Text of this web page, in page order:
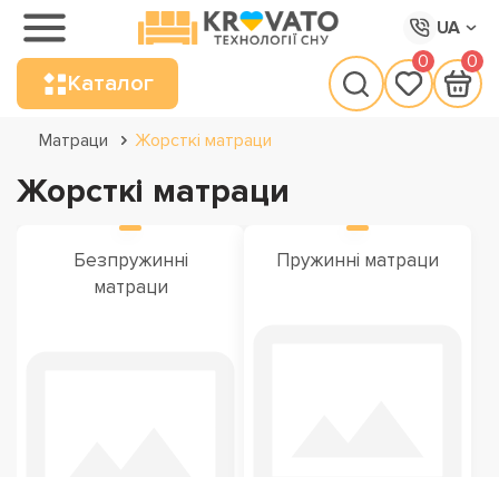
UA
Каталог
0 0
Матраци Жорсткі матраци
Жорсткі матраци
Безпружинні
матраци
Пружинні матраци